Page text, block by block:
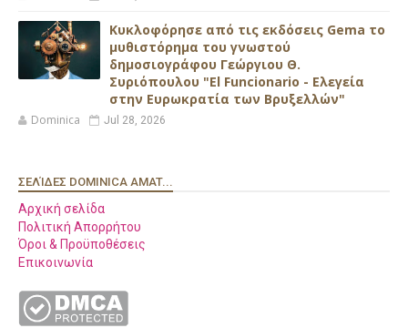
Κυκλοφόρησε από τις εκδόσεις Gema το
μυθιστόρημα του γνωστού
δημοσιογράφου Γεώργιου Θ.
Συριόπουλου "El Funcionario - Ελεγεία
στην Ευρωκρατία των Βρυξελλών"
Dominica Jul 28, 2026
ΣΕΛΊΔΕΣ DOMINICA AMAT...
Αρχική σελίδα
Πολιτική Απορρήτου
Όροι & Προϋποθέσεις
Επικοινωνία